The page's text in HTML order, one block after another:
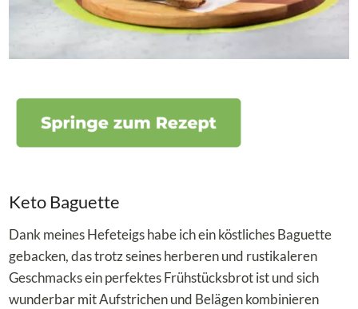
Keto Baguette
Dank meines Hefeteigs habe ich ein köstliches Baguette
gebacken, das trotz seines herberen und rustikaleren
Geschmacks ein perfektes Frühstücksbrot ist und sich
wunderbar mit Aufstrichen und Belägen kombinieren